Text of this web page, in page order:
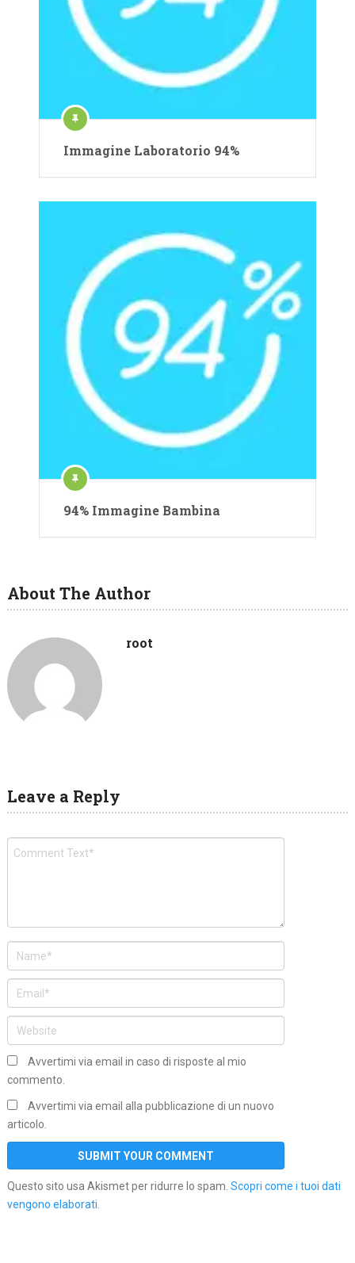
Immagine Laboratorio 94%
94% Immagine Bambina
About The Author
root
Leave a Reply
Avvertimi via email in caso di risposte al mio
commento.
Avvertimi via email alla pubblicazione di un nuovo
articolo.
Questo sito usa Akismet per ridurre lo spam. Scopri come i tuoi dati
vengono elaborati.